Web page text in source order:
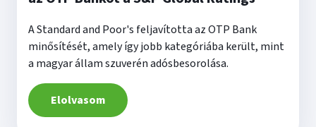
A Standard and Poor's feljavította az OTP Bank
minősítését, amely így jobb kategóriába került, mint
a magyar állam szuverén adósbesorolása.
Elolvasom